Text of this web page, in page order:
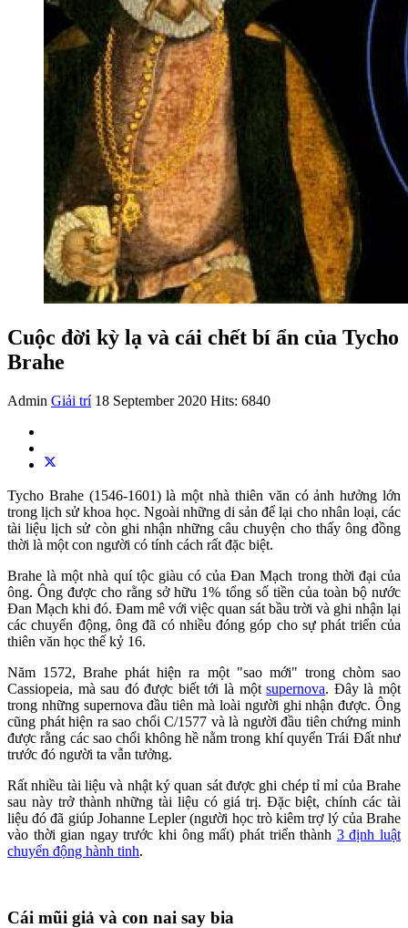
Cuộc đời kỳ lạ và cái chết bí ẩn của Tycho
Brahe
Admin Giải trí 18 September 2020 Hits: 6840
Tycho Brahe (1546-1601) là một nhà thiên văn có ảnh hưởng lớn
trong lịch sử khoa học. Ngoài những di sản để lại cho nhân loại, các
tài liệu lịch sử còn ghi nhận những câu chuyện cho thấy ông đồng
thời là một con người có tính cách rất đặc biệt.
Brahe là một nhà quí tộc giàu có của Đan Mạch trong thời đại của
ông. Ông được cho rằng sở hữu 1% tổng số tiền của toàn bộ nước
Đan Mạch khi đó. Đam mê với việc quan sát bầu trời và ghi nhận lại
các chuyển động, ông đã có nhiều đóng góp cho sự phát triển của
thiên văn học thế kỷ 16.
Năm 1572, Brahe phát hiện ra một "sao mới" trong chòm sao
Cassiopeia, mà sau đó được biết tới là mộtsupernova. Đây là một
trong những supernova đầu tiên mà loài người ghi nhận được. Ông
cũng phát hiện ra sao chổi C/1577 và là người đầu tiên chứng minh
được rằng các sao chổi không hề nằm trong khí quyển Trái Đất như
trước đó người ta vẫn tưởng.
Rất nhiều tài liệu và nhật ký quan sát được ghi chép tỉ mỉ của Brahe
sau này trở thành những tài liệu có giá trị. Đặc biệt, chính các tài
liệu đó đã giúp Johanne Lepler (người học trò kiêm trợ lý của Brahe
vào thời gian ngay trước khi ông mất) phát triển thành 3 định luật
chuyển động hành tinh.
Cái mũi giả và con nai say bia